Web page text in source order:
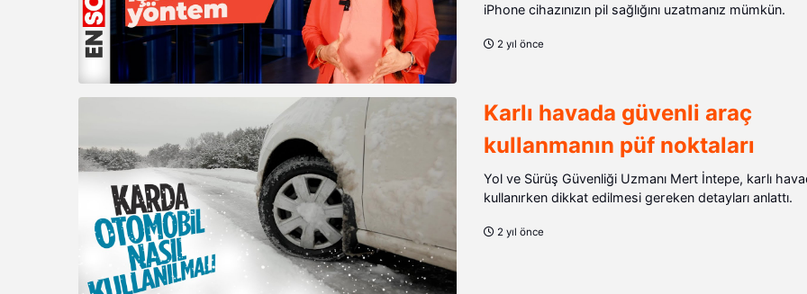
iPhone cihazınızın pil sağlığını uzatmanız mümkün.
2 yıl önce
Karlı havada güvenli araç
kullanmanın püf noktaları
Yol ve Sürüş Güvenliği Uzmanı Mert İntepe, karlı
kullanırken dikkat edilmesi gereken detayları anlattı.
2 yıl önce